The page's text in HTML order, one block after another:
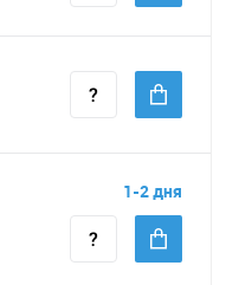
1-2 дня